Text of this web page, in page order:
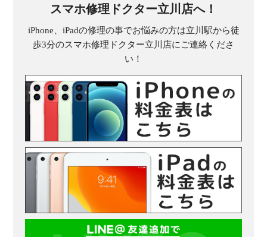
スマホ修理ドクター立川店へ！
iPhone、iPadの修理の事でお悩みの方は立川駅から徒
歩3分のスマホ修理ドクター立川店にご連絡くださ
い！